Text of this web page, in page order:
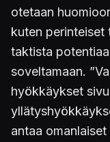
otetaan
kuten perinteiset
taktista
soveltamaan.
hyökkäykset
antaa